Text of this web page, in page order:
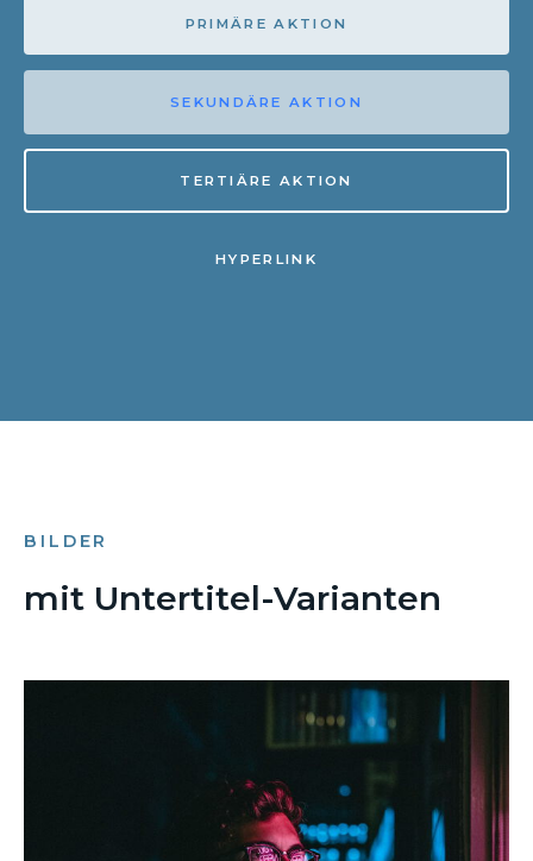
PRIMÄRE AKTION
SEKUNDÄRE AKTION
TERTIÄRE AKTION
HYPERLINK
BILDER
mit Untertitel-Varianten